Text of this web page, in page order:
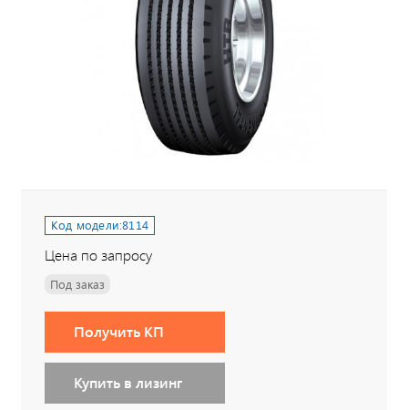
Код модели:8114
Цена по запросу
Под заказ
Получить КП
Купить в лизинг